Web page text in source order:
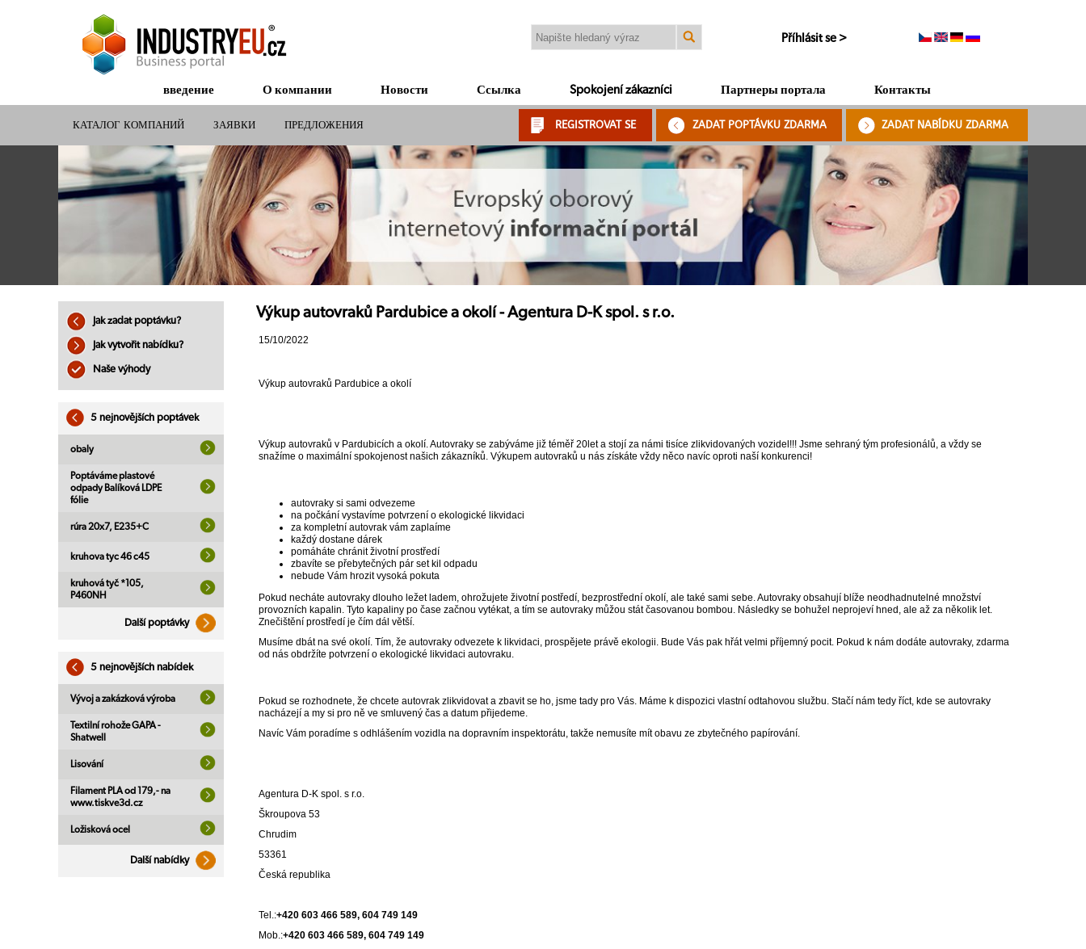
Příhlásit se >
введение О компании Новости Ссылка Spokojení zákazníci Партнеры портала Контакты
КАТАЛОГ КОМПАНИЙ ЗАЯВКИ ПРЕДЛОЖЕНИЯ
СУБСИДИИ ДЛЯ КОМПАНИЙ
REGISTROVAT SE ZADAT POPTÁVKU ZDARMA ZADAT NABÍDKU ZDARMA
Jak zadat poptávku?
Jak vytvořit nabídku?
Naše výhody
5 nejnovějších poptávek
obaly
Poptáváme plastové
odpady Balíková LDPE
fólie
rúra 20x7, E235+C
kruhova tyc 46 c45
kruhová tyč *105,
P460NH
Další poptávky
5 nejnovějších nabídek
Vývoj a zakázková výroba
Textilní rohože GAPA -
Shatwell
Lisování
Filament PLA od 179,- na
www.tiskve3d.cz
Ložisková ocel
Další nabídky
Výkup autovraků Pardubice a okolí - Agentura D-K spol. s r.o.
15/10/2022
Výkup autovraků Pardubice a okolí
Výkup autovraků v Pardubicích a okolí. Autovraky se zabýváme již téměř 20let a stojí za námi tisíce zlikvidovaných vozidel!!! Jsme sehraný tým profesionálů, a vždy se
snažíme o maximální spokojenost našich zákazníků. Výkupem autovraků u nás získáte vždy něco navíc oproti naší konkurenci!
autovraky si sami odvezeme
na počkání vystavíme potvrzení o ekologické likvidaci
za kompletní autovrak vám zaplaíme
každý dostane dárek
pomáháte chránit životní prostředí
zbavíte se přebytečných pár set kil odpadu
nebude Vám hrozit vysoká pokuta
Pokud necháte autovraky dlouho ležet ladem, ohrožujete životní postředí, bezprostřední okolí, ale také sami sebe. Autovraky obsahují blíže neodhadnutelné množství
provozních kapalin. Tyto kapaliny po čase začnou vytékat, a tím se autovraky můžou stát časovanou bombou. Následky se bohužel neprojeví hned, ale až za několik let.
Znečištění prostředí je čím dál větší.
Musíme dbát na své okolí. Tím, že autovraky odvezete k likvidaci, prospějete právě ekologii. Bude Vás pak hřát velmi příjemný pocit. Pokud k nám dodáte autovraky, zdarma
od nás obdržíte potvrzení o ekologické likvidaci autovraku.
Pokud se rozhodnete, že chcete autovrak zlikvidovat a zbavit se ho, jsme tady pro Vás. Máme k dispozici vlastní odtahovou službu. Stačí nám tedy říct, kde se autovraky
nacházejí a my si pro ně ve smluvený čas a datum přijedeme.
Navíc Vám poradíme s odhlášením vozidla na dopravním inspektorátu, takže nemusíte mít obavu ze zbytečného papírování.
Agentura D-K spol. s r.o.
Škroupova 53
Chrudim
53361
Česká republika
Tel.:+420 603 466 589, 604 749 149
Mob.:+420 603 466 589, 604 749 149